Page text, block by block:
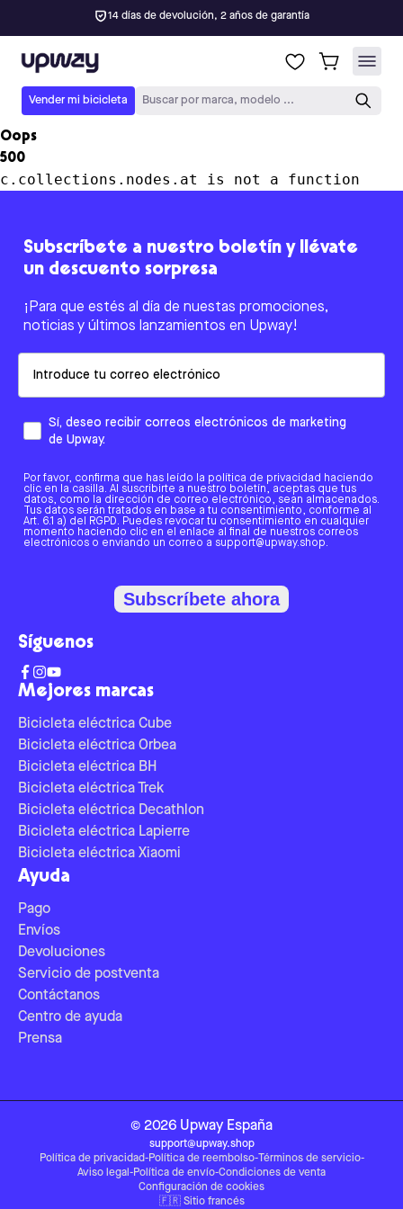
14 días de devolución, 2 años de garantía
Upway
Vender mi bicicleta Buscar por marca, modelo ...
Oops
500
c.collections.nodes.at is not a function
Mejores marcas
Bicicleta eléctrica Cube
Bicicleta eléctrica Orbea
Bicicleta eléctrica BH
Bicicleta eléctrica Trek
Bicicleta eléctrica Decathlon
Bicicleta eléctrica Lapierre
Bicicleta eléctrica Xiaomi
Ayuda
Pago
Envíos
Devoluciones
Servicio de postventa
Contáctanos
Centro de ayuda
Prensa
Subscríbete a nuestro boletín y llévate
un descuento sorpresa
¡Para que estés al día de nuestas promociones,
noticias y últimos lanzamientos en Upway!
Sí, deseo recibir correos electrónicos de marketing
de Upway.
Por favor, confirma que has leído la política de privacidad haciendo
clic en la casilla. Al suscribirte a nuestro boletín, aceptas que tus
datos, como la dirección de correo electrónico, sean almacenados.
Tus datos serán tratados en base a tu consentimiento, conforme al
Art. 6.1 a) del RGPD. Puedes revocar tu consentimiento en cualquier
momento haciendo clic en el enlace al final de nuestros correos
electrónicos o enviando un correo a support@upway.shop.
Subscríbete ahora
Síguenos
© 2026 Upway España
support@upway.shop
Política de privacidad-Política de reembolso-Términos de servicio-
Aviso legal -Política de envío-Condiciones de venta
Configuración de cookies
🇫🇷 Sitio francés